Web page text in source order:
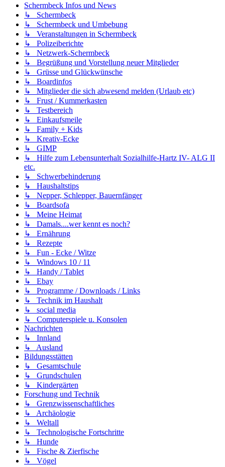
Schermbeck Infos und News
↳ Schermbeck
↳ Schermbeck und Umbebung
↳ Veranstaltungen in Schermbeck
↳ Polizeiberichte
↳ Netzwerk-Schermbeck
↳ Begrüßung und Vorstellung neuer Mitglieder
↳ Grüsse und Glückwünsche
↳ Boardinfos
↳ Mitglieder die sich abwesend melden (Urlaub etc)
↳ Frust / Kummerkasten
↳ Testbereich
↳ Einkaufsmeile
↳ Family + Kids
↳ Kreativ-Ecke
↳ GIMP
↳ Hilfe zum Lebensunterhalt Sozialhilfe-Hartz IV- ALG II
etc.
↳ Schwerbehinderung
↳ Haushaltstips
↳ Nepper, Schlepper, Bauernfänger
↳ Boardsofa
↳ Meine Heimat
↳ Damals....wer kennt es noch?
↳ Ernährung
↳ Rezepte
↳ Fun - Ecke / Witze
↳ Windows 10 / 11
↳ Handy / Tablet
↳ Ebay
↳ Programme / Downloads / Links
↳ Technik im Haushalt
↳ social media
↳ Computerspiele u. Konsolen
Nachrichten
↳ Innland
↳ Ausland
Bildungsstätten
↳ Gesamtschule
↳ Grundschulen
↳ Kindergärten
Forschung und Technik
↳ Grenzwissenschaftliches
↳ Archäologie
↳ Weltall
↳ Technologische Fortschritte
↳ Hunde
↳ Fische & Zierfische
↳ Vögel